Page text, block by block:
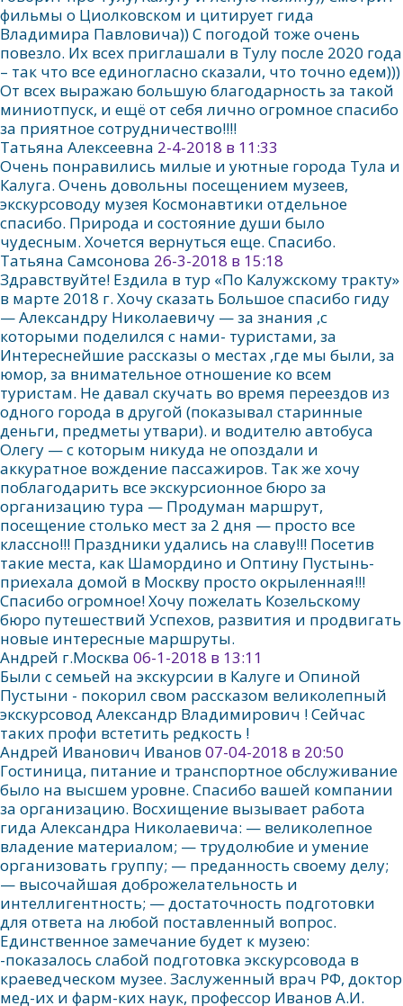
фильмы о Циолковском и цитирует гида
Владимира Павловича)) С погодой тоже очень
повезло. Их всех приглашали в Тулу после 2020 года
– так что все единогласно сказали, что точно едем)))
От всех выражаю большую благодарность за такой
миниотпуск, и ещё от себя лично огромное спасибо
за приятное сотрудничество!!!!
Татьяна Алексеевна 2-4-2018 в 11:33
Очень понравились милые и уютные города Тула и
Калуга. Очень довольны посещением музеев,
экскурсоводу музея Космонавтики отдельное
спасибо. Природа и состояние души было
чудесным. Хочется вернуться еще. Спасибо.
Татьяна Самсонова 26-3-2018 в 15:18
Здравствуйте! Ездила в тур «По Калужскому тракту»
в марте 2018 г. Хочу сказать Большое спасибо гиду
— Александру Николаевичу — за знания ,с
которыми поделился с нами- туристами, за
Интереснейшие рассказы о местах ,где мы были, за
юмор, за внимательное отношение ко всем
туристам. Не давал скучать во время переездов из
одного города в другой (показывал старинные
деньги, предметы утвари). и водителю автобуса
Олегу — с которым никуда не опоздали и
аккуратное вождение пассажиров. Так же хочу
поблагодарить все экскурсионное бюро за
организацию тура — Продуман маршрут,
посещение столько мест за 2 дня — просто все
классно!!! Праздники удались на славу!!! Посетив
такие места, как Шамордино и Оптину Пустынь-
приехала домой в Москву просто окрыленная!!!
Спасибо огромное! Хочу пожелать Козельскому
бюро путешествий Успехов, развития и продвигать
новые интересные маршруты.
Андрей г.Москва 06-1-2018 в 13:11
Были с семьей на экскурсии в Калуге и Опиной
Пустыни - покорил свом рассказом великолепный
экскурсовод Александр Владимирович ! Сейчас
таких профи встетить редкость !
Андрей Иванович Иванов 07-04-2018 в 20:50
Гостиница, питание и транспортное обслуживание
было на высшем уровне. Спасибо вашей компании
за организацию. Восхищение вызывает работа
гида Александра Николаевича: — великолепное
владение материалом; — трудолюбие и умение
организовать группу; — преданность своему делу;
— высочайшая доброжелательность и
интеллигентность; — достаточность подготовки
для ответа на любой поставленный вопрос.
Единственное замечание будет к музею:
-показалось слабой подготовка экскурсовода в
краеведческом музее. Заслуженный врач РФ, доктор
мед-их и фарм-ких наук, профессор Иванов А.И.